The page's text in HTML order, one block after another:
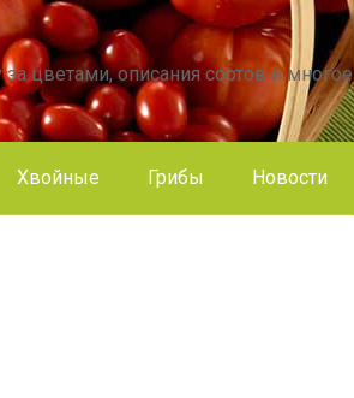
цветами, описания сортов и многое
Хвойные Грибы Новости